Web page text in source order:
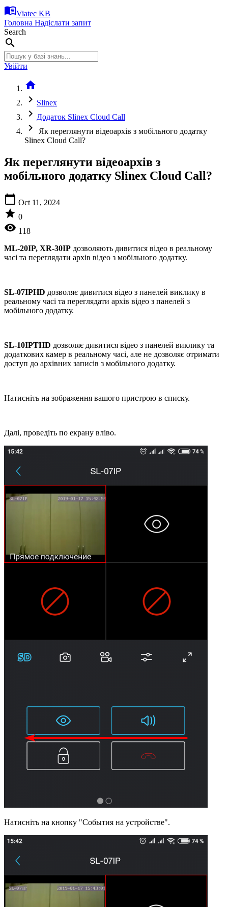
menu_bookViatec KB
Головна Надіслати запит
Search
search
Увійти
home
chevron_right Slinex
chevron_right Додаток Slinex Cloud Call
chevron_right
Як переглянути відеоархів з мобільного додатку
Slinex Cloud Call?
Як переглянути відеоархів з
мобільного додатку Slinex Cloud Call?
calendar_today Oct 11, 2024
star 0
visibility 118
ML-20IP, XR-30IP дозволяють дивитися відео в реальному
часі та переглядати архів відео з мобільного додатку.
SL-07IPHD дозволяє дивитися відео з панелей виклику в
реальному часі та переглядати архів відео з панелей з
мобільного додатку.
SL-10IPTHD дозволяє дивитися відео з панелей виклику та
додаткових камер в реальному часі, але не дозволяє отримати
доступ до архівних записів з мобільного додатку.
Натисніть на зображення вашого пристрою в списку.
Далі, проведіть по екрану вліво.
Натисніть на кнопку "События на устройстве".